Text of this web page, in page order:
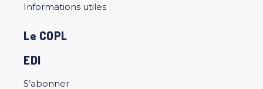
Informations utiles
Le COPL
EDI
S’abonner